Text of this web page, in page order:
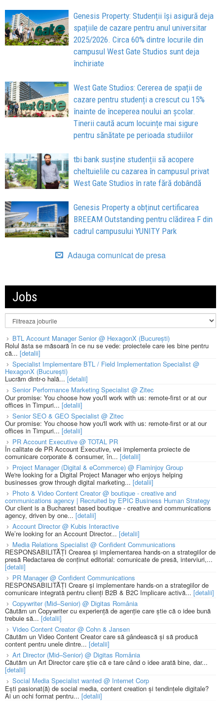
Genesis Property: Studenții își asigură deja
spațiile de cazare pentru anul universitar
2025/2026. Circa 60% dintre locurile din
campusul West Gate Studios sunt deja
închiriate
West Gate Studios: Cererea de spații de
cazare pentru studenți a crescut cu 15%
înainte de începerea noului an școlar.
Tinerii caută acum locuințe mai sigure
pentru sănătate pe perioada studiilor
tbi bank susține studenții să acopere
cheltuielile cu cazarea în campusul privat
West Gate Studios în rate fără dobândă
Genesis Property a obținut certificarea
BREEAM Outstanding pentru clădirea F din
cadrul campusului YUNITY Park
Adauga comunicat de presa
Jobs
BTL Account Manager Senior @ HexagonX (București)
Rolul ăsta se măsoară în ce nu se vede: proiectele care ies bine pentru
că... [detalii]
Specialist Implementare BTL / Field Implementation Specialist @
HexagonX (București)
Lucrăm dintr-o hală... [detalii]
Senior Performance Marketing Specialist @ Zitec
Our promise: You choose how you'll work with us: remote-first or at our
offices in Timpuri... [detalii]
Senior SEO & GEO Specialist @ Zitec
Our promise: You choose how you'll work with us: remote-first or at our
offices in Timpuri... [detalii]
PR Account Executive @ TOTAL PR
În calitate de PR Account Executive, vei implementa proiecte de
comunicare corporate & consumer, în... [detalii]
Project Manager (Digital & eCommerce) @ Flaminjoy Group
We're looking for a Digital Project Manager who enjoys helping
businesses grow through digital marketing... [detalii]
Photo & Video Content Creator @ boutique - creative and
communications agency | Recruited by EPIC Business Human Strategy
Our client is a Bucharest based boutique - creative and communications
agency, driven by one... [detalii]
Account Director @ Kubis Interactive
We’re looking for an Account Director... [detalii]
Media Relations Specialist @ Confident Communications
RESPONSABILITĂȚI Crearea și implementarea hands-on a strategiilor de
presă Redactarea de conținut editorial: comunicate de presă, interviuri,...
[detalii]
PR Manager @ Confident Communications
RESPONSABILITĂȚI Creare și implementare hands-on a strategiilor de
comunicare integrată pentru clienți B2B & B2C Implicare activă... [detalii]
Copywriter (Mid–Senior) @ Digitas România
Căutăm un Copywriter cu experiență de agenție care știe că o idee bună
trebuie să... [detalii]
Video Content Creator @ Cohn & Jansen
Căutăm un Video Content Creator care să gândească și să producă
content pentru unele dintre... [detalii]
Art Director (Mid–Senior) @ Digitas România
Căutăm un Art Director care știe că e tare când o idee arată bine, dar...
[detalii]
Social Media Specialist wanted @ Internet Corp
Ești pasionat(ă) de social media, content creation și tendințele digitale?
Ai un ochi format pentru... [detalii]